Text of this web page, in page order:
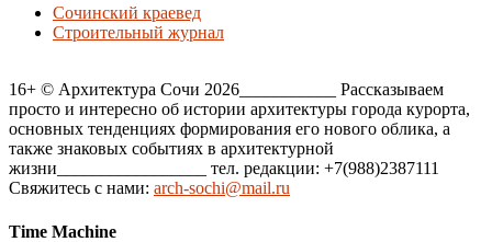
Сочинский краевед
Строительный журнал
16+ © Архитектура Сочи 2026___________ Рассказываем
просто и интересно об истории архитектуры города курорта,
основных тенденциях формирования его нового облика, а
также знаковых событиях в архитектурной
жизни_________________ тел. редакции: +7(988)2387111
Свяжитесь с нами: arch-sochi@mail.ru
Time Machine